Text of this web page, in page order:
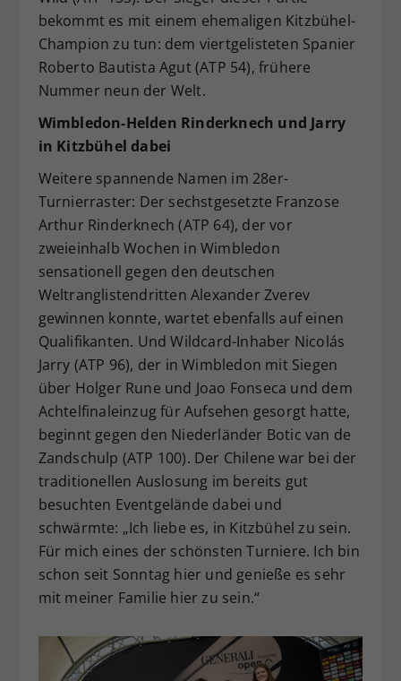
bekommt es mit einem ehemaligen Kitzbühel-
Champion zu tun: dem viertgelisteten Spanier
Roberto Bautista Agut (ATP 54), frühere
Nummer neun der Welt.
Wimbledon-Helden Rinderknech und Jarry
in Kitzbühel dabei
Weitere spannende Namen im 28er-
Turnierraster: Der sechstgesetzte Franzose
Arthur Rinderknech (ATP 64), der vor
zweieinhalb Wochen in Wimbledon
sensationell gegen den deutschen
Weltranglistendritten Alexander Zverev
gewinnen konnte, wartet ebenfalls auf einen
Qualifikanten. Und Wildcard-Inhaber Nicolás
Jarry (ATP 96), der in Wimbledon mit Siegen
über Holger Rune und Joao Fonseca und dem
Achtelfinaleinzug für Aufsehen gesorgt hatte,
beginnt gegen den Niederländer Botic van de
Zandschulp (ATP 100). Der Chilene war bei der
traditionellen Auslosung im bereits gut
besuchten Eventgelände dabei und
schwärmte: „Ich liebe es, in Kitzbühel zu sein.
Für mich eines der schönsten Turniere. Ich bin
schon seit Sonntag hier und genieße es sehr
mit meiner Familie hier zu sein.“